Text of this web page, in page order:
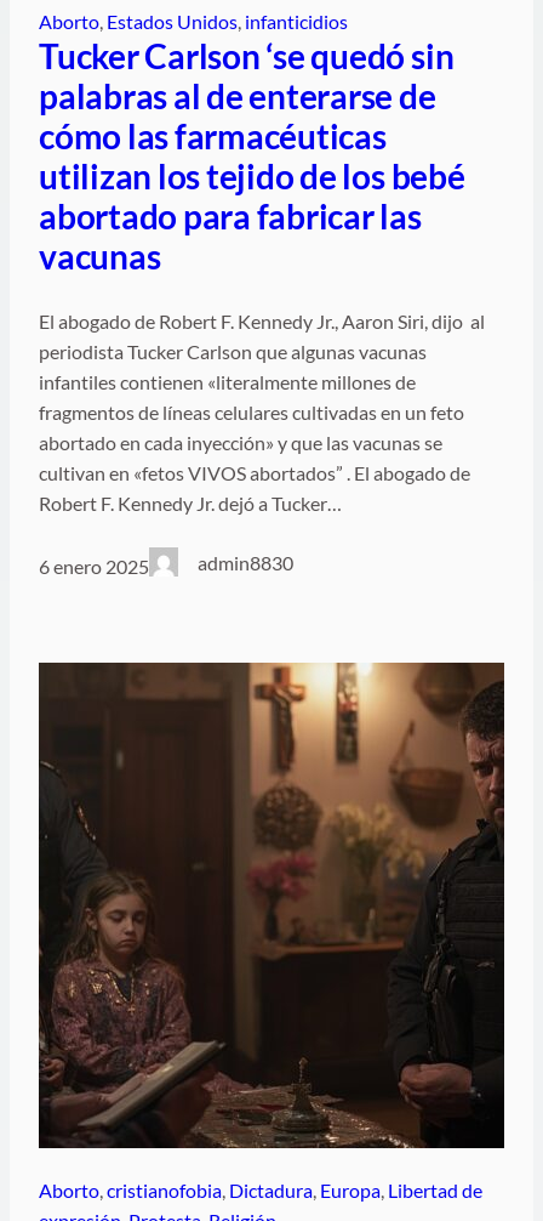
Aborto, Estados Unidos, infanticidios
Tucker Carlson ‘se quedó sin
palabras al de enterarse de
cómo las farmacéuticas
utilizan los tejido de los bebé
abortado para fabricar las
vacunas
El abogado de Robert F. Kennedy Jr., Aaron Siri, dijo al
periodista Tucker Carlson que algunas vacunas
infantiles contienen «literalmente millones de
fragmentos de líneas celulares cultivadas en un feto
abortado en cada inyección» y que las vacunas se
cultivan en «fetos VIVOS abortados” . El abogado de
Robert F. Kennedy Jr. dejó a Tucker…
6 enero 2025 admin8830
Aborto, cristianofobia, Dictadura, Europa, Libertad de